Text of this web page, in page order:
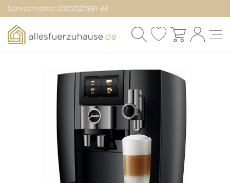
Servicehotline: 0365/527881-88